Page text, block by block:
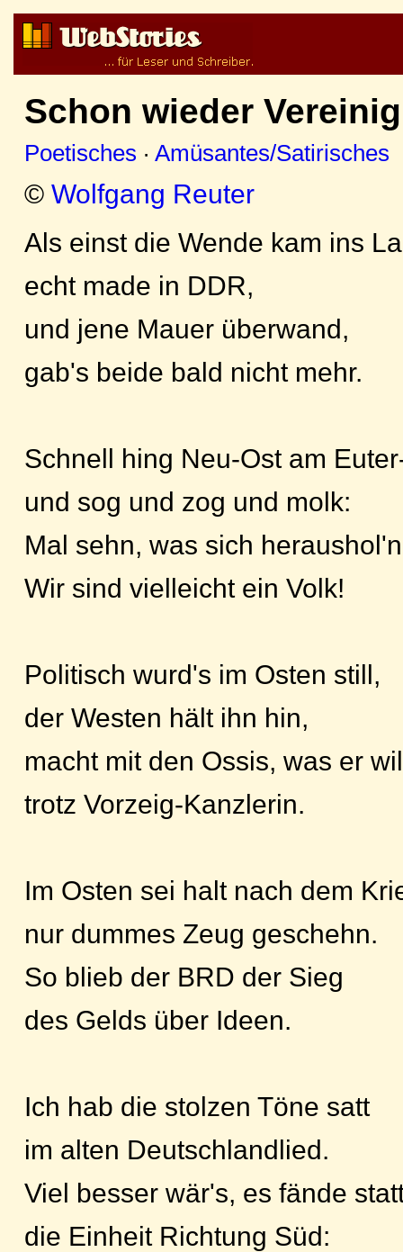
Schon wieder
Poetisches · Amüsantes/Satirisches
© Wolfgang Reuter
Als einst die Wende kam ins
echt made in DDR,
und jene Mauer überwand,
gab's beide bald nicht mehr.
Schnell hing Neu-Ost am
und sog und zog und molk:
Mal sehn, was sich
Wir sind vielleicht ein Volk!
Politisch wurd's im Osten still,
der Westen hält ihn hin,
macht mit den Ossis, was er
trotz Vorzeig-Kanzlerin.
Im Osten sei halt nach dem
nur dummes Zeug geschehn.
So blieb der BRD der Sieg
des Gelds über Ideen.
Ich hab die stolzen Töne satt
im alten Deutschlandlied.
Viel besser wär's, es fände
die Einheit Richtung Süd: